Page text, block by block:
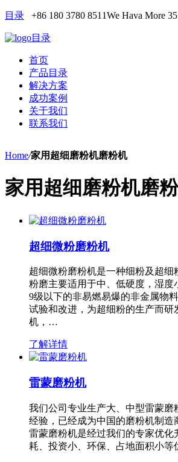
目录 +86 180 3780 8511We Hava More
目录
首页
产品目录
解决方案
成功案例
关于我们
联系我们
Home/家用超细磨粉机磨粉机
家用超细磨粉机磨
超细微粉磨粉机
超细微粉磨粉机是一种细粉及超细
粉磨主要适用于中、低硬度，湿度
9级以下的非易燃易爆的非金属物
试验和改进，为超细粉的生产而研
机，…
了解详情
雷蒙磨粉机
我们公司专业生产大、中型雷蒙磨
经验，已经成为中国的磨粉机制造
雷蒙磨粉机是经过我们的专家优化
耗、投资小、环保、占地面积小